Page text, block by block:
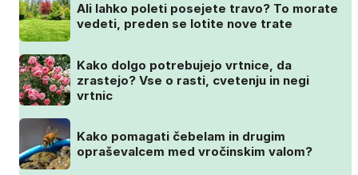
Ali lahko poleti posejete travo? To morate
vedeti, preden se lotite nove trate
Kako dolgo potrebujejo vrtnice, da
zrastejo? Vse o rasti, cvetenju in negi
vrtnic
Kako pomagati čebelam in drugim
opraševalcem med vročinskim valom?